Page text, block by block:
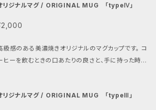
リジナルマグ / ORIGINAL MUG 「typeⅣ」
級感のある美濃焼きオリジナルのマグカップです。 コ
ヒーを飲むときの口あたりの良さと、手に持った時の
リジナルマグ / ORIGINAL MUG 「typeⅢ」